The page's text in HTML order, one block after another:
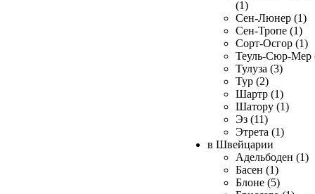
(1)
Сен-Люнер (1)
Сен-Тропе (1)
Сорт-Осгор (1)
Теуль-Сюр-Мер
Тулуза (3)
Тур (2)
Шартр (1)
Шатору (1)
Эз (11)
Этрета (1)
в Швейцарии
Адельбоден (1)
Басен (1)
Блоне (5)